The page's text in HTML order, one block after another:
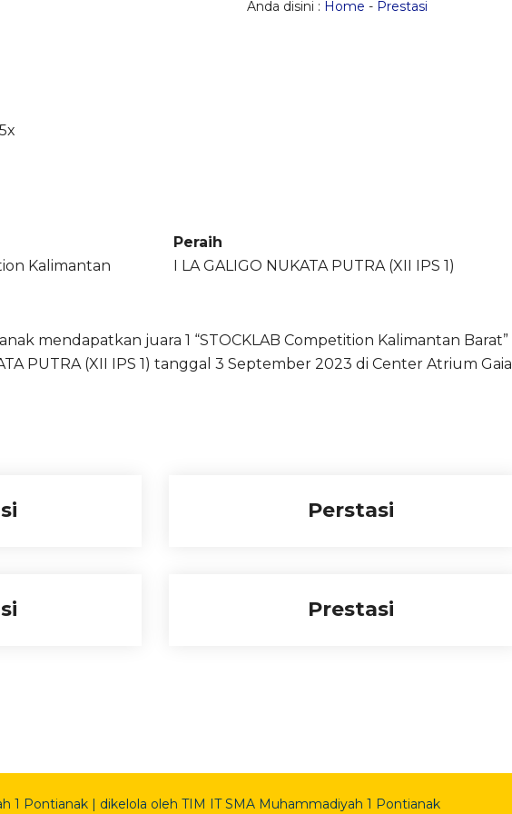
Anda disini : Home - Prestasi
Kalimantan
Peraih
I LA GALIGO NUKATA PUTRA (XII IPS 1)
mendapatkan juara 1 “STOCKLAB Competition Kalimantan Barat”
PUTRA (XII IPS 1) tanggal 3 September 2023 di Center Atrium Gaia
Perstasi
Prestasi
1 Pontianak | dikelola oleh TIM IT SMA Muhammadiyah 1 Pontianak